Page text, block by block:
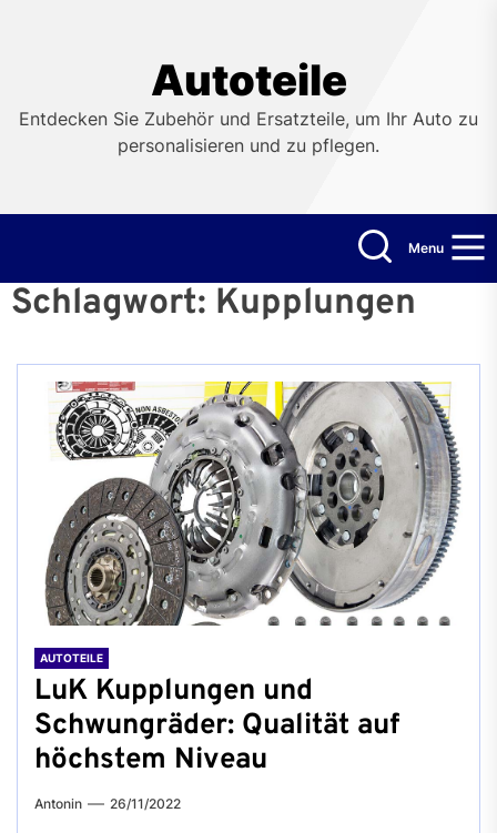
Autoteile
Entdecken Sie Zubehör und Ersatzteile, um Ihr Auto zu
personalisieren und zu pflegen.
Menu
Schlagwort: Kupplungen
AUTOTEILE
LuK Kupplungen und
Schwungräder: Qualität auf
höchstem Niveau
Antonin 26/11/2022